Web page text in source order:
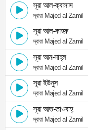
সূরা আল-ক্বাসাস
দ্বারা Majed al Zamil
সূরা আল-কাহফ
দ্বারা Majed al Zamil
সূরা আন-নাহ্‌ল
দ্বারা Majed al Zamil
সূরা ইউনুস
দ্বারা Majed al Zamil
সূরা আত-তাওবাহ্
দ্বারা Majed al Zamil